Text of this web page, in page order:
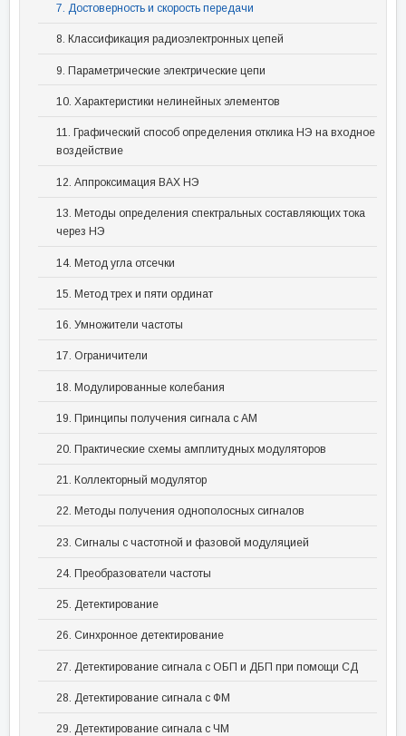
7. Достоверность и скорость передачи
8. Классификация радиоэлектронных цепей
9. Параметрические электрические цепи
10. Характеристики нелинейных элементов
11. Графический способ определения отклика НЭ на входное
воздействие
12. Аппроксимация ВАХ НЭ
13. Методы определения спектральных составляющих тока
через НЭ
14. Метод угла отсечки
15. Метод трех и пяти ординат
16. Умножители частоты
17. Ограничители
18. Модулированные колебания
19. Принципы получения сигнала с AM
20. Практические схемы амплитудных модуляторов
21. Коллекторный модулятор
22. Методы получения однополосных сигналов
23. Сигналы с частотной и фазовой модуляцией
24. Преобразователи частоты
25. Детектирование
26. Синхронное детектирование
27. Детектирование сигнала с ОБП и ДБП при помощи СД
28. Детектирование сигнала с ФМ
29. Детектирование сигнала с ЧМ